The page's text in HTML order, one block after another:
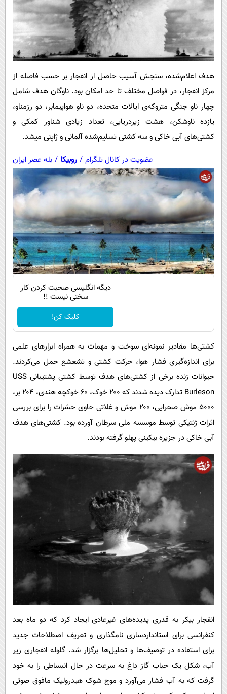
هدف اعلام‌شده، سنجش آسیب حاصل از انفجار بر حسب فاصله از
مرکز انفجار، در فواصل مختلف تا حد امکان بود. ناوگان هدف شامل
چهار ناو جنگی متروکه‌ی ایالات متحده، دو ناو هواپیمابر، دو رزمناو،
یازده ناوشکن، هشت زیردریایی، تعداد زیادی شناور کمکی و
کشتی‌های آبی خاکی و سه کشتی تسلیم‌شده آلمانی و ژاپنی میشد.
عضویت در کانال تلگرام / روبیکا / بله عصر ایران
دیگه انگلیسی صحبت کردن کار
سختی نیست !!
کلیک کن!
کشتی‌ها مقادیر نمونه‌ای سوخت و مهمات به همراه ابزارهای علمی
برای اندازه‌گیری فشار هوا، حرکت کشتی و تشعشع حمل می‌کردند.
حیوانات زنده برخی از کشتی‌های هدف توسط کشتی پشتیبانی USS
Burleson تدارک دیده شدند که ۲۰۰ خوک، ۶۰ خوکچه هندی، ۲۰۴ بز،
۵۰۰۰ موش صحرایی، ۲۰۰ موش و غلاتی حاوی حشرات را برای بررسی
اثرات ژنتیکی توسط موسسه ملی سرطان آورده بود. کشتی‌های هدف
آبی خاکی در جزیره بیکینی پهلو گرفته بودند.
انفجار بیکر به قدری پدیده‌های غیرعادی ایجاد کرد که دو ماه بعد
کنفرانسی برای استانداردسازی نامگذاری و تعریف اصطلاحات جدید
برای استفاده در توصیف‌ها و تحلیل‌ها برگزار شد. گلوله انفجاری زیر
آب، شکل یک حباب گاز داغ به سرعت در حال انبساطی را به خود
گرفت که به آب فشار می‌آورد و موج شوک هیدرولیک مافوق صوتی